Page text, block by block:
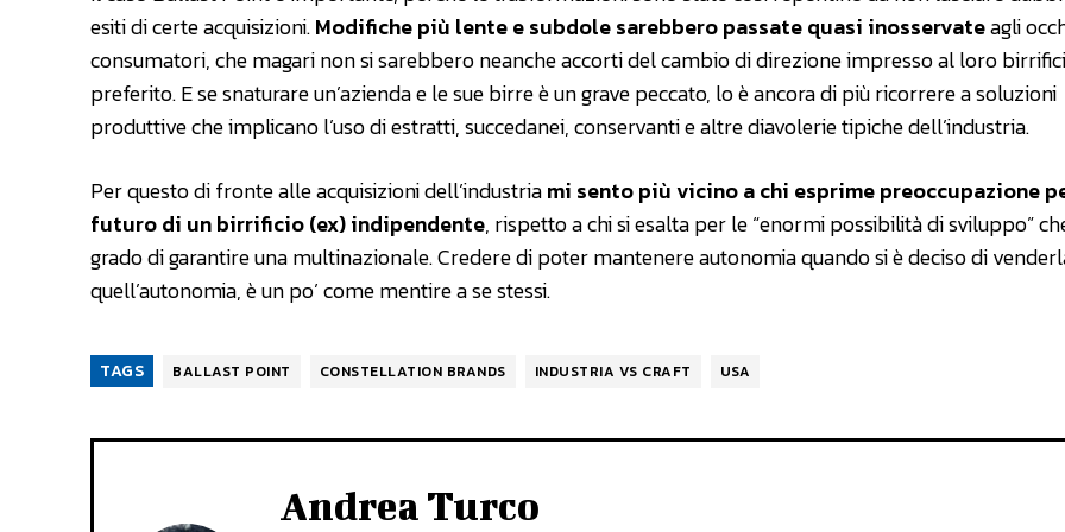
esiti di certe acquisizioni.Modifiche più lente e subdole sarebbero passate quasi inosservateagli
consumatori, che magari non si sarebbero neanche accorti del cambio di direzione impresso al loro
preferito. E se snaturare un’azienda e le sue birre è un grave peccato, lo è ancora di più ricorrere a soluzioni
produttive che implicano l’uso di estratti, succedanei, conservanti e altre diavolerie tipiche dell’industria.
Per questo di fronte alle acquisizioni dell’industriami sento più vicino a chi esprime preoccupazione
futuro di un birrificio (ex) indipendente, rispetto a chi si esalta per le “enormi possibilità di sviluppo”
grado di garantire una multinazionale. Credere di poter mantenere autonomia quando si è deciso di
quell’autonomia, è un po’ come mentire a se stessi.
TAGS BALLAST POINT CONSTELLATION BRANDS INDUSTRIA VS CRAFT USA
Andrea Turco